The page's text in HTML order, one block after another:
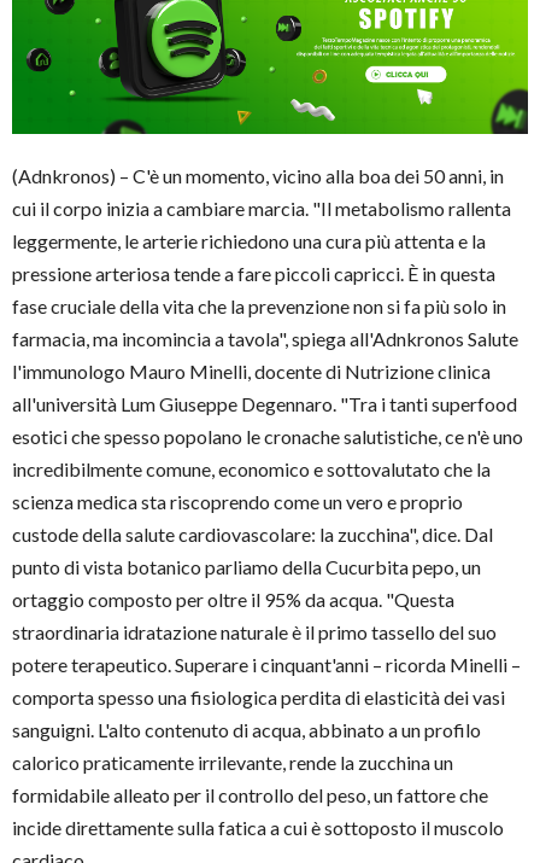
(Adnkronos) – C'è un momento, vicino alla boa dei 50 anni, in
cui il corpo inizia a cambiare marcia. "Il metabolismo rallenta
leggermente, le arterie richiedono una cura più attenta e la
pressione arteriosa tende a fare piccoli capricci. È in questa
fase cruciale della vita che la prevenzione non si fa più solo in
farmacia, ma incomincia a tavola", spiega all'Adnkronos Salute
l'immunologo Mauro Minelli, docente di Nutrizione clinica
all'università Lum Giuseppe Degennaro. "Tra i tanti superfood
esotici che spesso popolano le cronache salutistiche, ce n'è uno
incredibilmente comune, economico e sottovalutato che la
scienza medica sta riscoprendo come un vero e proprio
custode della salute cardiovascolare: la zucchina", dice. Dal
punto di vista botanico parliamo della Cucurbita pepo, un
ortaggio composto per oltre il 95% da acqua. "Questa
straordinaria idratazione naturale è il primo tassello del suo
potere terapeutico. Superare i cinquant'anni – ricorda Minelli –
comporta spesso una fisiologica perdita di elasticità dei vasi
sanguigni. L'alto contenuto di acqua, abbinato a un profilo
calorico praticamente irrilevante, rende la zucchina un
formidabile alleato per il controllo del peso, un fattore che
incide direttamente sulla fatica a cui è sottoposto il muscolo